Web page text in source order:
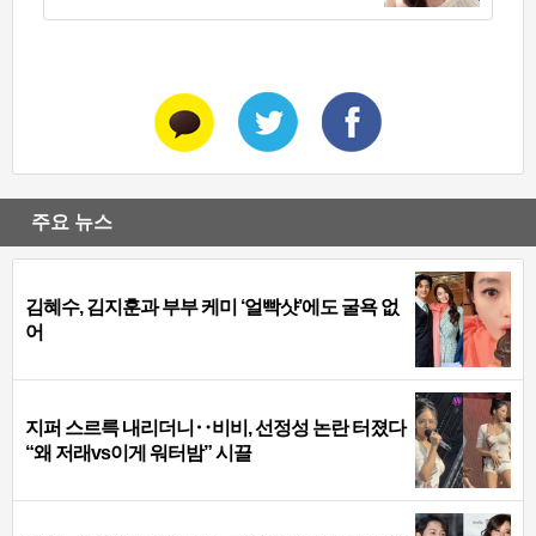
주요 뉴스
김혜수, 김지훈과 부부 케미 ‘얼빡샷’에도 굴욕 없
어
지퍼 스르륵 내리더니‥비비, 선정성 논란 터졌다
“왜 저래vs이게 워터밤” 시끌